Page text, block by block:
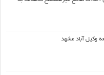
وکیل آباد مشهد